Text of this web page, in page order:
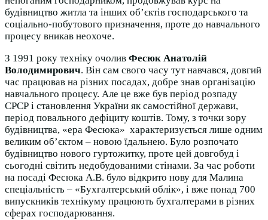
будівництво житла та інших об’єктів господарського та
соціально-побутового призначення, проте до навчального
процесу вникав неохоче.
З 1991 року техніку очолив Фесюк Анатолій
Володимирович. Він сам свого часу тут навчався, довгий
час працював на різних посадах, добре знав організацію
навчального процесу. Але це вже був період розпаду
СРСР і становлення України як самостійної держави,
період повального дефіциту коштів. Тому, з точки зору
будівництва, «ера Фесюка» характеризується лише одним
великим об’єктом – новою їдальнею. Було розпочато
будівництво нового гуртожитку, проте цей довгобуд і
сьогодні світить недобудованими стінами. За час роботи
на посаді Фесюка А.В. було відкрито нову для Малина
спеціальність – «Бухгалтерський облік», і вже понад 700
випускників технікуму працюють бухгалтерами в різних
сферах господарювання.